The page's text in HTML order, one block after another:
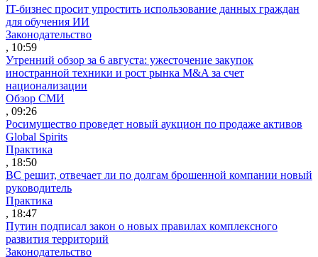
IT-бизнес просит упростить использование данных граждан
для обучения ИИ
Законодательство
, 10:59
Утренний обзор за 6 августа: ужесточение закупок
иностранной техники и рост рынка M&A за счет
национализации
Обзор СМИ
, 09:26
Росимущество проведет новый аукцион по продаже активов
Global Spirits
Практика
, 18:50
ВС решит, отвечает ли по долгам брошенной компании новый
руководитель
Практика
, 18:47
Путин подписал закон о новых правилах комплексного
развития территорий
Законодательство